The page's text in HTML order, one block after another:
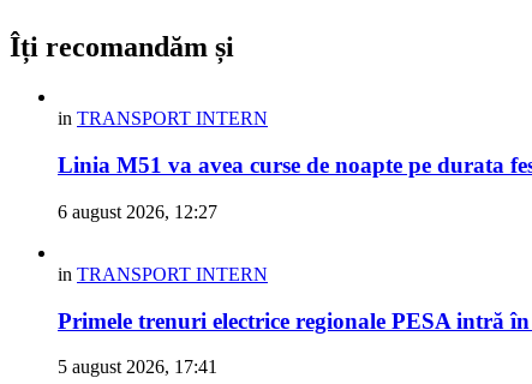
Îți recomandăm și
in TRANSPORT INTERN
Linia M51 va avea curse de noapte pe durata
6 august 2026, 12:27
in TRANSPORT INTERN
Primele trenuri electrice regionale PESA intră
5 august 2026, 17:41